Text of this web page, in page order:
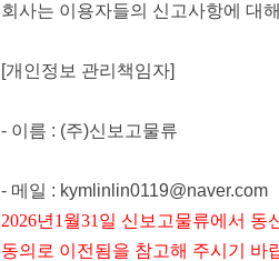
회사는 이용자들의 신고사항에 대
[개인정보 관리책임자]
- 이름 : (주)신보고물류
- 메일 : kymlinlin0119@naver.com
2026년1월31일 신보고물류에서
동의 로 이전됨을 참고해 주시기 바